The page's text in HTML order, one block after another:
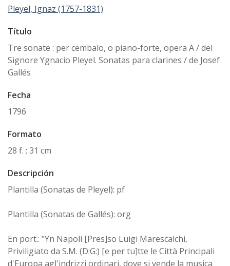
Pleyel, Ignaz (1757-1831)
Título
Tre sonate : per cembalo, o piano-forte, opera A / del
Signore Ygnacio Pleyel. Sonatas para clarines / de Josef
Gallés
Fecha
1796
Formato
28 f. ; 31 cm
Descripción
Plantilla (Sonatas de Pleyel): pf
Plantilla (Sonatas de Gallés): org
En port.: "Yn Napoli [Pres]so Luigi Marescalchi,
Priviligiato da S.M. (D:G:) [e per tu]tte le Città Principali
d'Europa agl'indrizzi ordinari, dove si vende la musica